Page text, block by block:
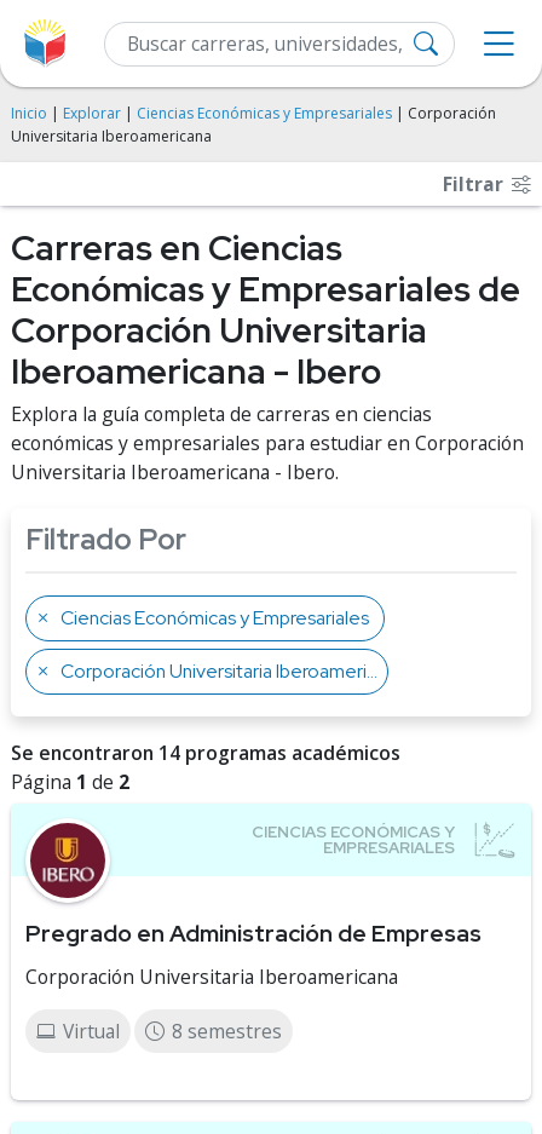
Inicio | Explorar | Ciencias Económicas y Empresariales | Corporación
Universitaria Iberoamericana
Filtrar
Carreras en Ciencias
Económicas y Empresariales de
Corporación Universitaria
Iberoamericana - Ibero
Explora la guía completa de carreras en ciencias
económicas y empresariales para estudiar en Corporación
Universitaria Iberoamericana - Ibero.
Filtrado Por
Ciencias Económicas y Empresariales
Corporación Universitaria Iberoamericana
Se encontraron 14 programas académicos
Página 1 de 2
Pregrado en Administración de Empresas
Corporación Universitaria Iberoamericana
Virtual 8 semestres